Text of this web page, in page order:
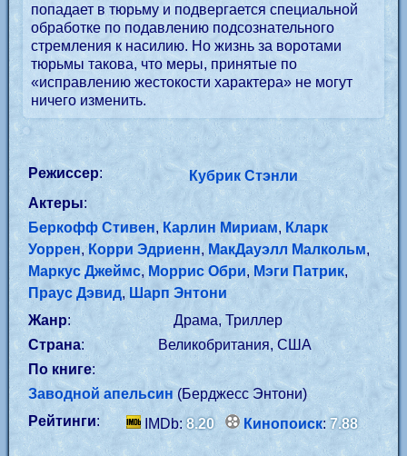
попадает в тюрьму и подвергается специальной
обработке по подавлению подсознательного
стремления к насилию. Но жизнь за воротами
тюрьмы такова, что меры, принятые по
«исправлению жестокости характера» не могут
ничего изменить.
Режиссер:
Кубрик Стэнли
Актеры:
Беркофф Стивен,Карлин Мириам, Кларк
Уоррен, Корри Эдриенн, МакДауэлл Малкольм,
Маркус Джеймс, Моррис Обри, Мэги Патрик,
Праус Дэвид, Шарп Энтони
Жанр:
Драма, Триллер
Страна:
Великобритания, США
По книге:
Заводной апельсин (Берджесс Энтони)
Рейтинги: IMDb: 8.20 Кинопоиск:7.88